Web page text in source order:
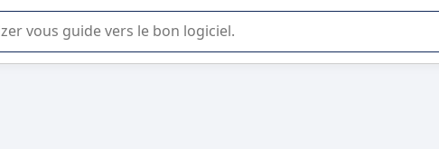
l'utilisation ou la sélection de logiciel SaaS en entreprise.